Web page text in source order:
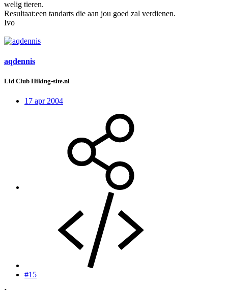
welig tieren.
Resultaat:een tandarts die aan jou goed zal verdienen.
Ivo
aqdennis
Lid Club Hiking-site.nl
17 apr 2004
#15